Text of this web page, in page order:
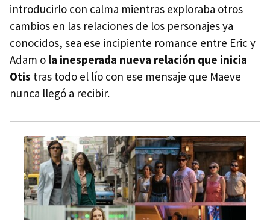
introducirlo con calma mientras exploraba otros
cambios en las relaciones de los personajes ya
conocidos, sea ese incipiente romance entre Eric y
Adam o la inesperada nueva relación que inicia
Otis tras todo el lío con ese mensaje que Maeve
nunca llegó a recibir.